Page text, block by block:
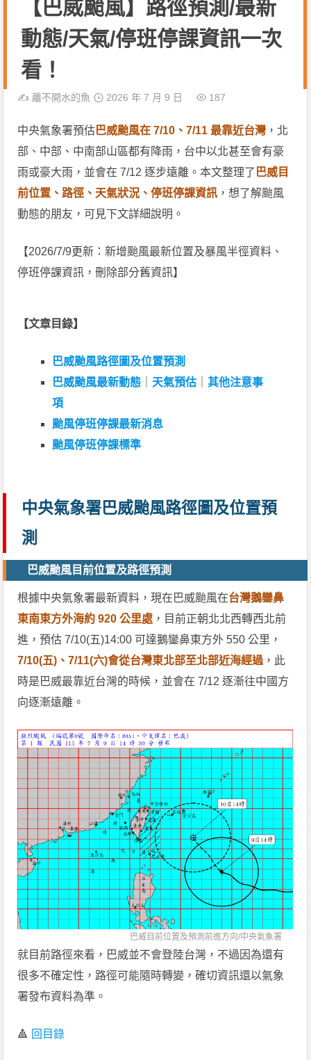
【巴威颱風】路徑預測/最新
動態/天氣/停班停課資訊一次
看！
✍️離不開水的魚 2026 年 7 月 9 日 187
中央氣象署預估 巴威颱風在 7/10、7/11 最靠近台灣 ，北
部、中部、中南部山區都有降雨，台中以北甚至會有豪
雨或豪大雨，並會在 7/12 逐步遠離。本文整理了 巴威目
前位置、路徑、天氣狀況、停班停課資訊 ，想了解颱風
動態的朋友，可見下文詳細說明。
【2026/7/9更新：新增颱風最新位置及暴風半徑資料、
停班停課資訊，刪除部分舊資訊】
【文章目錄】
巴威颱風路徑圖及位置預測
巴威颱風最新動態
天氣預估 ｜其他注意事
項
颱風停班停課最新消息
颱風停班停課標準
中央氣象署巴威颱風路徑圖及位置預
測
巴威颱風目前位置及路徑預測
根據中央氣象署最新資料，現在巴威颱風在台灣鵝鑾鼻
東南東方外海約 920 公里處 ，目前正朝北北西轉西北前
進，預估 7/10(五)14:00 可達鵝鑾鼻東方外 550 公里，
7/10(五)、7/11(六)會從台灣東北部至北部近海經過 ，此
時是巴威最靠近台灣的時候，並會在 7/12 逐漸往中國方
向逐漸遠離。
巴威目前位置及預測前進方向/中央氣象署
就目前路徑來看，巴威並不會登陸台灣，不過因為還有
很多不確定性，路徑可能隨時轉變，確切資訊還以氣象
署發布資料為準。
🔺 回目錄